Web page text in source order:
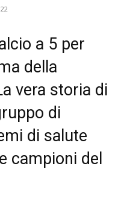
a 5 per
della
vera storia di
di
di salute
campioni del